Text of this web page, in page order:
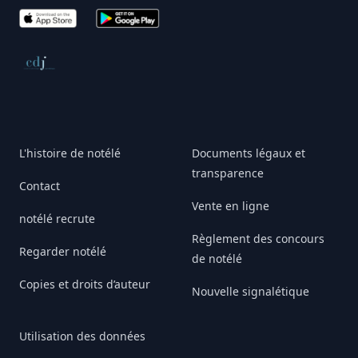
App Store Google Play
Conseil de déontologie journalistique
L'histoire de notélé
Contact
notélé recrute
Regarder notélé
Copies et droits d’auteur
Utilisation des données
Documents légaux et
transparence
Vente en ligne
Règlement des concours
de notélé
Nouvelle signalétique